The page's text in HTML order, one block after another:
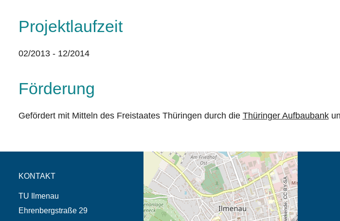
Projektlaufzeit
02/2013 - 12/2014
Förderung
Gefördert mit Mitteln des Freistaates Thüringen durch die Thüringer Aufbaubank
KONTAKT
TU Ilmenau
Ehrenbergstraße 29
Öffnet die Anfahrtsbeschreibung in neuem
Tab (Karte)